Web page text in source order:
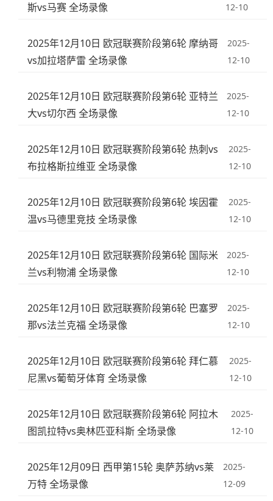
斯vs马赛 全场录像
12-10
2025年12月10日 欧冠联赛阶段第6轮 摩纳哥
vs加拉塔萨雷 全场录像
2025-
12-10
2025年12月10日 欧冠联赛阶段第6轮 亚特兰
大vs切尔西 全场录像
2025-
12-10
2025年12月10日 欧冠联赛阶段第6轮 热刺vs
布拉格斯拉维亚 全场录像
2025-
12-10
2025年12月10日 欧冠联赛阶段第6轮 埃因霍
温vs马德里竞技 全场录像
2025-
12-10
2025年12月10日 欧冠联赛阶段第6轮 国际米
兰vs利物浦 全场录像
2025-
12-10
2025年12月10日 欧冠联赛阶段第6轮 巴塞罗
那vs法兰克福 全场录像
2025-
12-10
2025年12月10日 欧冠联赛阶段第6轮 拜仁慕
尼黑vs葡萄牙体育 全场录像
2025-
12-10
2025年12月10日 欧冠联赛阶段第6轮 阿拉木
图凯拉特vs奥林匹亚科斯 全场录像
2025-
12-10
2025年12月09日 西甲第15轮 奥萨苏纳vs莱
万特 全场录像
2025-
12-09